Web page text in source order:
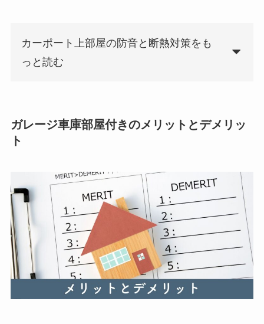
カーポート上部屋の防音と断熱対策をも
っと読む
ガレージ車庫部屋付きのメリットとデメリッ
ト